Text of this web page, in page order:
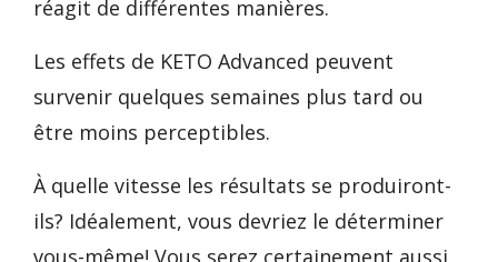
réagit de différentes manières.
Les effets de KETO Advanced peuvent
survenir quelques semaines plus tard ou
être moins perceptibles.
À quelle vitesse les résultats se produiront-
ils? Idéalement, vous devriez le déterminer
vous-même! Vous serez certainement aussi